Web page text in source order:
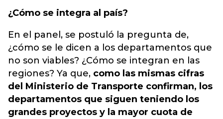
¿Cómo se integra al país?
En el panel, se postuló la pregunta de,
¿cómo se le dicen a los departamentos que
no son viables? ¿Cómo se integran en las
regiones? Ya que, como las mismas cifras
del Ministerio de Transporte confirman, los
departamentos que siguen teniendo los
grandes proyectos y la mayor cuota de